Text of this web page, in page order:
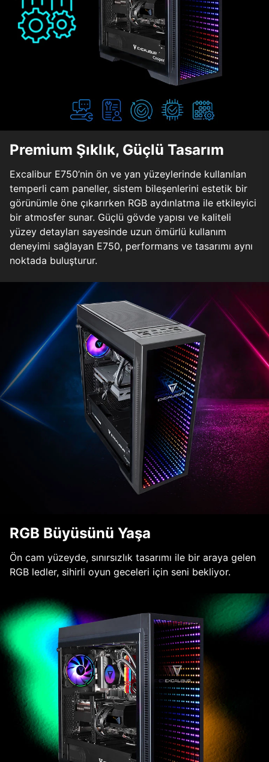
Premium Şıklık, Güçlü Tasarım
Excalibur E750’nin ön ve yan yüzeylerinde kullanılan
temperli cam paneller, sistem bileşenlerini estetik bir
görünümle öne çıkarırken RGB aydınlatma ile etkileyici
bir atmosfer sunar. Güçlü gövde yapısı ve kaliteli
yüzey detayları sayesinde uzun ömürlü kullanım
deneyimi sağlayan E750, performans ve tasarımı aynı
noktada buluşturur.
RGB Büyüsünü Yaşa
Ön cam yüzeyde, sınırsızlık tasarımı ile bir araya gelen
RGB ledler, sihirli oyun geceleri için seni bekliyor.